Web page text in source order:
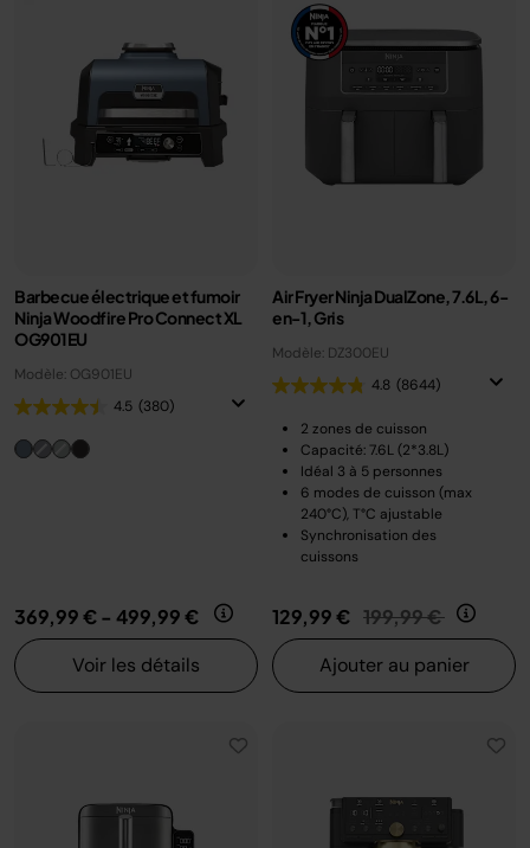
Barbecue électrique et fumoir
Ninja Woodfire Pro Connect XL
OG901EU
Modèle: OG901EU
4.5 (380)
369,99 €- 499,99 €
Voir les détails
Air Fryer Ninja DualZone, 7.6L, 6-
en-1, Gris
Modèle: DZ300EU
4.8 (8644)
2 zones de cuisson
Capacité: 7.6L (2*3.8L)
Idéal 3 à 5 personnes
6 modes de cuisson (max
240°C), T°C ajustable
Synchronisation des
cuissons
129,99 € Prix réduit de
199,99 € au
Ajouter au panier